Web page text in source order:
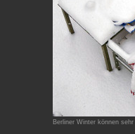
Berliner Winter können